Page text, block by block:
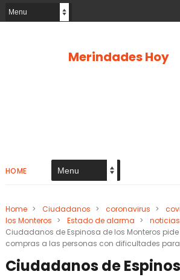
Merindades Hoy
HOME
Home > Ciudadanos > coronavirus >
los Monteros > Estado de alarma > noticias
Ciudadanos de Espinosa de los Monteros
compras a las personas con dificultades
Ciudadanos de